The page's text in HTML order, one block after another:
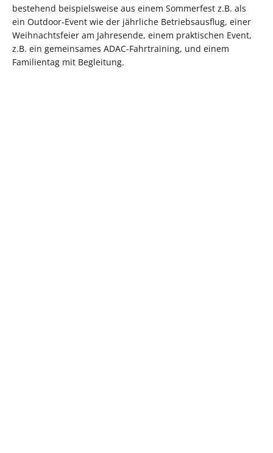
bestehend beispielsweise aus einem Sommerfest z.B. als
ein Outdoor-Event wie der jährliche Betriebsausflug, einer
Weihnachtsfeier am Jahresende, einem praktischen Event,
z.B. ein gemeinsames ADAC-Fahrtraining, und einem
Familientag mit Begleitung.